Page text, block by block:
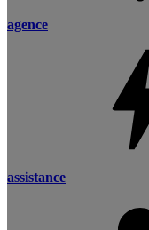
agence
assistance